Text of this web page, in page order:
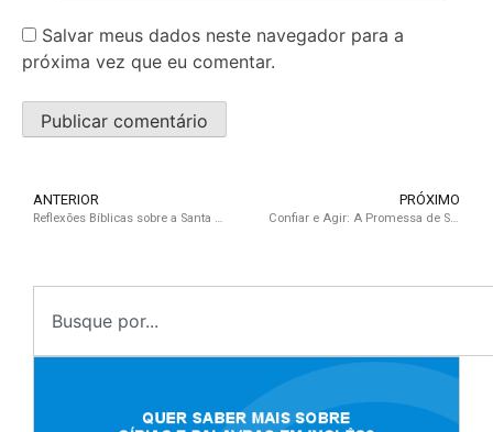
Salvar meus dados neste navegador para a
próxima vez que eu comentar.
ANTERIOR
Reflexões Bíblicas sobre a Santa Ceia: Significado e Importância na Fé Cristã
PRÓXIMO
Confiar e Agir: A Promessa de Salmos 37:5